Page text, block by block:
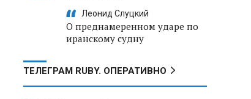
Леонид Слуцкий
О преднамеренном ударе по
иранскому судну
ТЕЛЕГРАМ RUBY. ОПЕРАТИВНО